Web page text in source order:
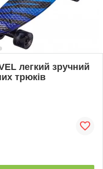
легкий зручний
трюків